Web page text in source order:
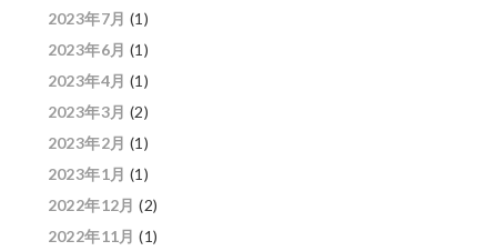
2023年7月 (1)
2023年6月 (1)
2023年4月 (1)
2023年3月 (2)
2023年2月 (1)
2023年1月 (1)
2022年12月 (2)
2022年11月 (1)